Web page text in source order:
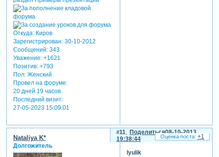
Откуда:Киров
Зарегистрирован: 30-10-2012
Сообщений:343
Уважение: +1621
Позитив: +793
Пол:Женский
Провел на форуме:
20 дней 19 часов
Последний визит:
27-05-2023 15:09:01
Поделиться
11
08-10-2013
19:38:44
Nataliya K*
Долгожитель
lyulik
+1